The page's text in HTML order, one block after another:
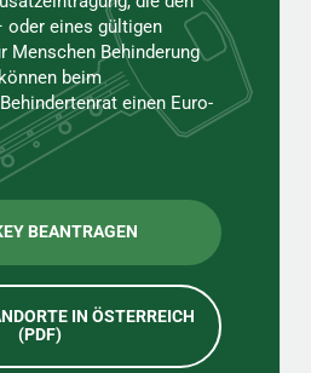
oder eines gültigen
Menschen Behinderung
beim
einen Euro-
BEANTRAGEN
IN ÖSTERREICH
(PDF)